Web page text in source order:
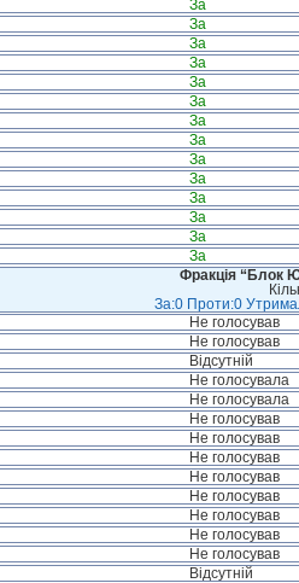
За
За
За
За
За
За
За
За
За
За
За
За
За
За
Фракція “Блок
За:0 Проти:0
Не голосував
Не голосував
Відсутній
Не голосувала
Не голосувала
Не голосував
Не голосував
Не голосував
Не голосував
Не голосував
Не голосував
Не голосував
Не голосував
Відсутній